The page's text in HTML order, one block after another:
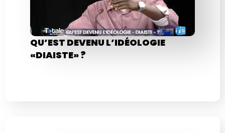
QU’EST DEVENU L’IDÉOLOGIE
«DIAISTE» ?